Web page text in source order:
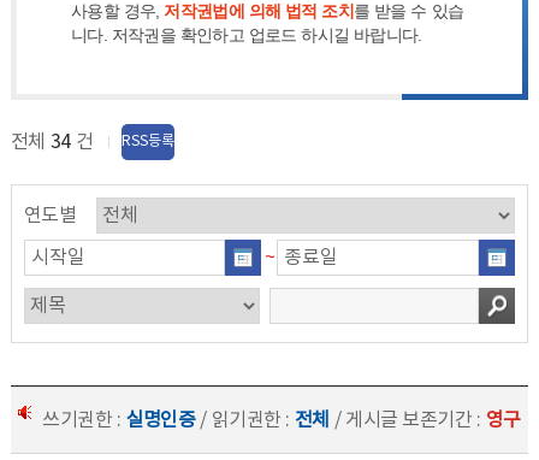
사용할 경우, 저작권법에 의해 법적 조치 를 받을 수 있습
니다. 저작권을 확인하고 업로드 하시길 바랍니다.
전체 34 건 RSS등록
연도별
~
쓰기권한 : 실명인증/ 읽기권한 : 전체 / 게시글 보존기간 : 영구